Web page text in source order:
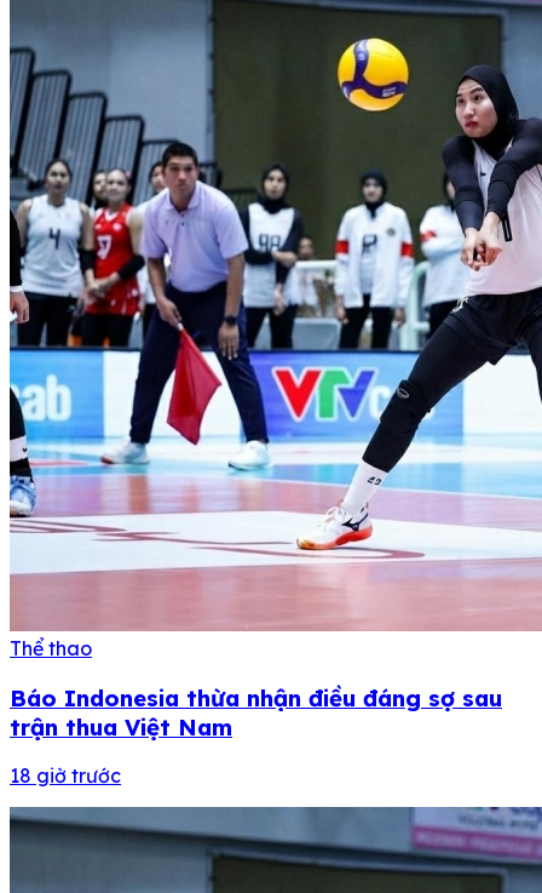
Thể thao
Báo Indonesia thừa nhận điều đáng sợ sau
trận thua Việt Nam
18 giờ trước